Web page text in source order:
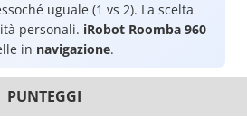
uguale (1 vs 2). La scelta
personali. iRobot Roomba 960
in navigazione.
PUNTEGGI